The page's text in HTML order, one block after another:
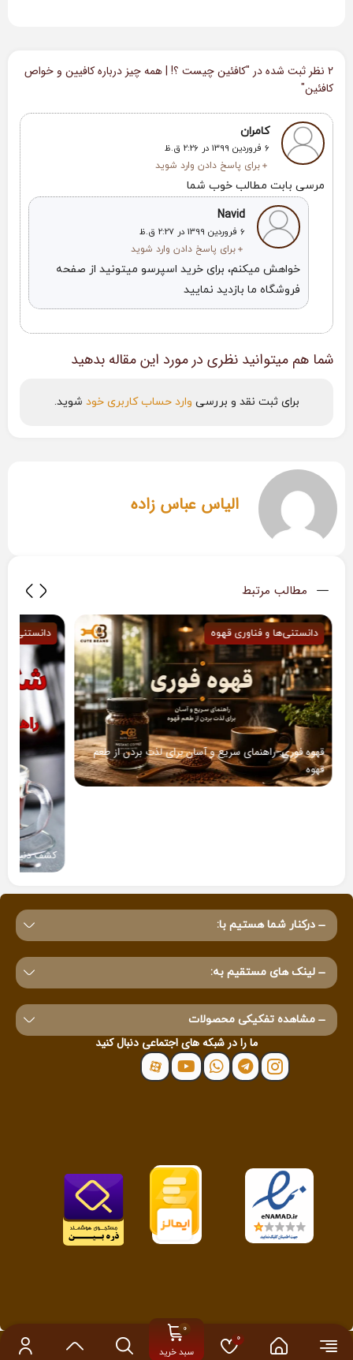
2 نظر ثبت شده در "
کافئین چیست ؟! | همه چیز درباره کافیین و خواص
کافئین"
کامران
6 فروردین 1399 در 2:26 ق.ظ
برای پاسخ دادن وارد شوید
مرسی بابت مطالب خوب شما
Navid
6 فروردین 1399 در 2:27 ق.ظ
برای پاسخ دادن وارد شوید
خواهش میکنم، برای خرید اسپرسو میتونید از صفحه
فروشگاه ما بازدید نمایید
شما هم میتوانید نظری در مورد این مقاله بدهید
برای ثبت نقد و بررسی وارد حساب کاربری خود شوید.
الیاس عباس زاده
مطالب مرتبط
دانستنی‌ها و فناوری قهوه
قهوه فوری: راهنمای سریع و آسان برای لذت بردن از طعم
قهوه
دانستنی‌ها
کشف دنیای
درکنار شما هستیم با:
لینک های مستقیم به:
مشاهده تفکیکی محصولات
ما را در شبکه های اجتماعی دنبال کنید
تمامی حقوق این سایت برایقهوه کیوت بینز محفوظ می باشد. سبد خرید